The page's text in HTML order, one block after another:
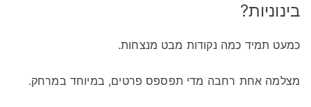
בינוניות?
כמעט תמיד כמה נקודות מבט מנצחות.
מצלמה אחת רחבה מדי תפספס פרטים, במיוחד במרחק.